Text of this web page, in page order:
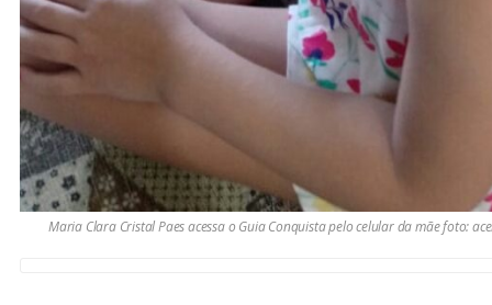
Maria Clara Cristal Paes acessa o Guia Conquista pelo celular da mãe foto: